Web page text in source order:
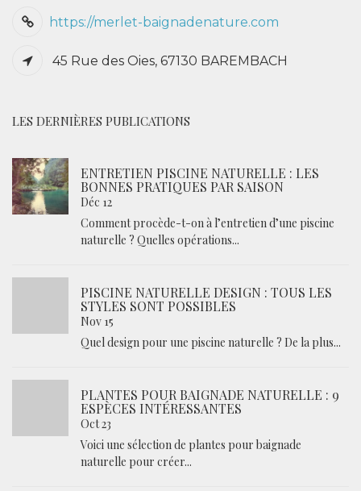
https://merlet-baignadenature.com
45 Rue des Oies, 67130 BAREMBACH
LES DERNIÈRES PUBLICATIONS
ENTRETIEN PISCINE NATURELLE : LES
BONNES PRATIQUES PAR SAISON
Déc 12
Comment procède-t-on à l’entretien d’une piscine
naturelle ? Quelles opérations...
PISCINE NATURELLE DESIGN : TOUS LES
STYLES SONT POSSIBLES
Nov 15
Quel design pour une piscine naturelle ? De la plus...
PLANTES POUR BAIGNADE NATURELLE : 9
ESPÈCES INTÉRESSANTES
Oct 23
Voici une sélection de plantes pour baignade
naturelle pour créer...